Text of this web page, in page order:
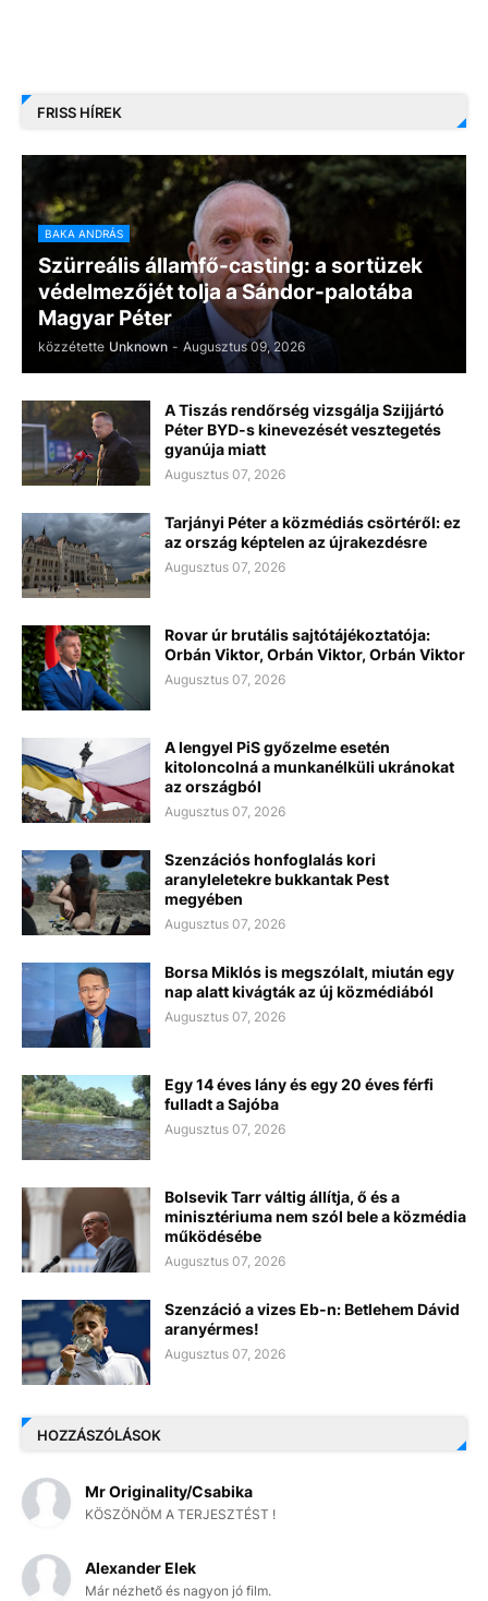
FRISS HÍREK
BAKA ANDRÁS
Szürreális államfő-casting: a sortüzek
védelmezőjét tolja a Sándor-palotába
Magyar Péter
közzétette Unknown - Augusztus 09, 2026
A Tiszás rendőrség vizsgálja Szijjártó
Péter BYD-s kinevezését vesztegetés
gyanúja miatt
Augusztus 07, 2026
Tarjányi Péter a közmédiás csörtéről: ez
az ország képtelen az újrakezdésre
Augusztus 07, 2026
Rovar úr brutális sajtótájékoztatója:
Orbán Viktor, Orbán Viktor, Orbán Viktor
Augusztus 07, 2026
A lengyel PiS győzelme esetén
kitoloncolná a munkanélküli ukránokat
az országból
Augusztus 07, 2026
Szenzációs honfoglalás kori
aranyleletekre bukkantak Pest
megyében
Augusztus 07, 2026
Borsa Miklós is megszólalt, miután egy
nap alatt kivágták az új közmédiából
Augusztus 07, 2026
Egy 14 éves lány és egy 20 éves férfi
fulladt a Sajóba
Augusztus 07, 2026
Bolsevik Tarr váltig állítja, ő és a
minisztériuma nem szól bele a közmédia
működésébe
Augusztus 07, 2026
Szenzáció a vizes Eb-n: Betlehem Dávid
aranyérmes!
Augusztus 07, 2026
HOZZÁSZÓLÁSOK
Mr Originality/Csabika
KÖSZÖNÖM A TERJESZTÉST !
Alexander Elek
Már nézhető és nagyon jó film.